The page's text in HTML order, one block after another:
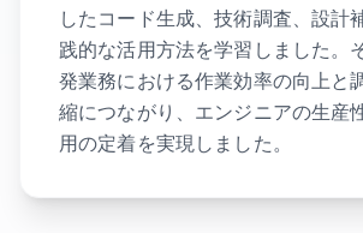
したコード生成、技術調査、設計
践的な活用方法を学習しました。
発業務における作業効率の向上と
縮につながり、エンジニアの生産
用の定着を実現しました。